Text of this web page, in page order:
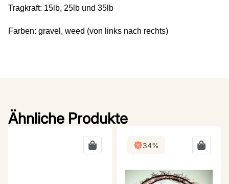
Tragkraft: 15lb, 25lb und 35lb
Farben: gravel, weed (von links nach rechts)
Ähnliche Produkte
34%